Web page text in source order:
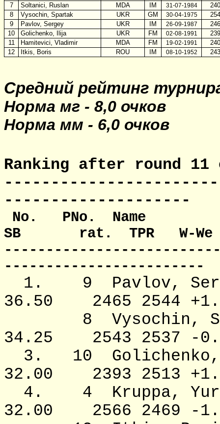
7
Soltanici, Ruslan MDA IM 31-07-1984
8
Vysochin, Spartak UKR GM 30-04-1975
9
Pavlov, Sergey UKR IM 26-09-1987
10
Golichenko, Ilija UKR FM 02-08-1991 2
11
Hamitevici, Vladimir MDA FM 19-02-1991 24
12
Itkis, Boris ROU IM 08-10-1952 2
Средний рейтинг
Норма мг - 8,0 очков
Норма мм - 6,0 очков
Ranking after round 11
--------------------
No. PNo.
SB rat. TPR W-We
------------------------
1. 9
36.50 2465 2544
8
34.25 2543 2537 -
3. 10
32.00 2393 2513
4. 4
32.00 2566 2469 -